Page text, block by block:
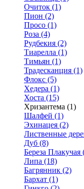
Очиток (1)
Пион (2)
Просо (1)
Роза (4)
Рудбекия (2)
Тиарелла (1)
Тимьян (1)
Традесканция (1)
Флокс (5)
Хедера (1)
Хоста (15)
Хризантема (1)
Шалфей (1)
Эхинацея (2)
Лиственные
Дуб (8)
Береза Плакучая
Липа (18)
Багрянник (2)
Бархат (1)